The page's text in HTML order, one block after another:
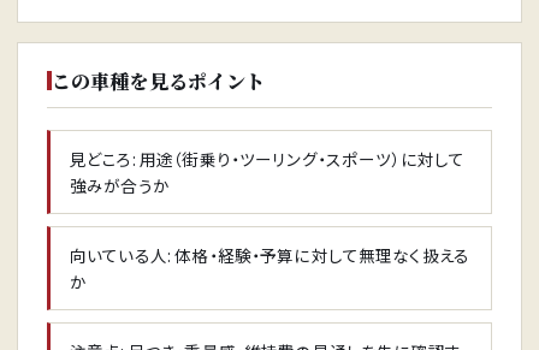
この車種を見るポイント
見どころ: 用途（街乗り・ツーリング・スポーツ）に対して
強みが合うか
向いている人: 体格・経験・予算に対して無理なく扱える
か